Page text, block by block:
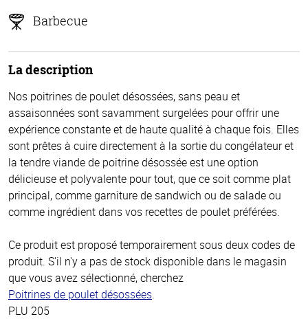
Barbecue
La description
Nos poitrines de poulet désossées, sans peau et
assaisonnées sont savamment surgelées pour offrir une
expérience constante et de haute qualité à chaque fois. Elles
sont prêtes à cuire directement à la sortie du congélateur et
la tendre viande de poitrine désossée est une option
délicieuse et polyvalente pour tout, que ce soit comme plat
principal, comme garniture de sandwich ou de salade ou
comme ingrédient dans vos recettes de poulet préférées.
Ce produit est proposé temporairement sous deux codes de
produit. S'il n'y a pas de stock disponible dans le magasin
que vous avez sélectionné, cherchez
Poitrines de poulet désossées.
PLU 205